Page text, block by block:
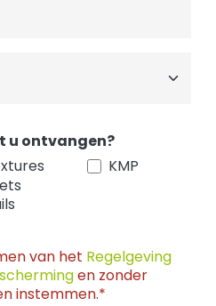
u ontvangen?
KMP
van het Regelgeving
en zonder
instemmen.*